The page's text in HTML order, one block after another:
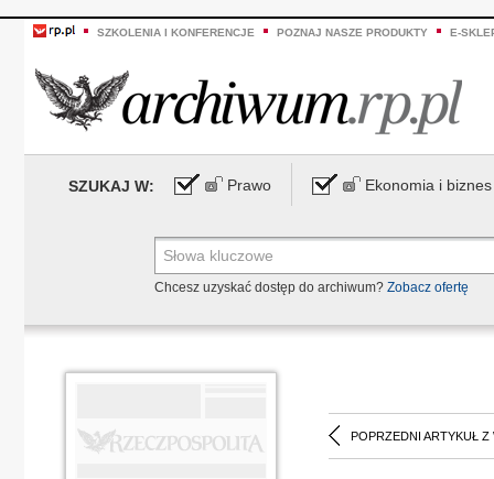
SZKOLENIA I KONFERENCJE POZNAJ NASZE PRODUKTY E-
SZUKAJ W: Prawo Ekonomia i biznes
Chcesz uzyskać dostęp do archiwum? Zobacz ofertę
POPRZEDNI ARTYKUŁ Z